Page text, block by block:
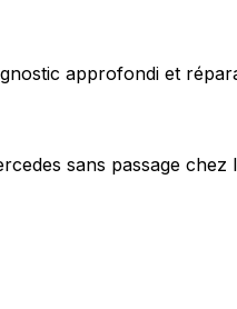
approfondi et
sans passage